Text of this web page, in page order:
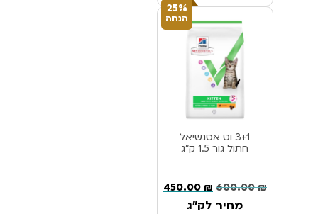
25%
הנחה
3+1 וט אסנשיאל
חתול גור 1.5 ק”ג
600.00₪
450.00 ₪
מחיר לק"ג